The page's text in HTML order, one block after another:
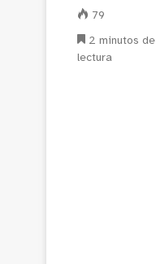
79
2 minutos de
lectura